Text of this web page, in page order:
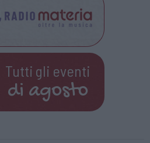
Tutti gli eventi
di agosto